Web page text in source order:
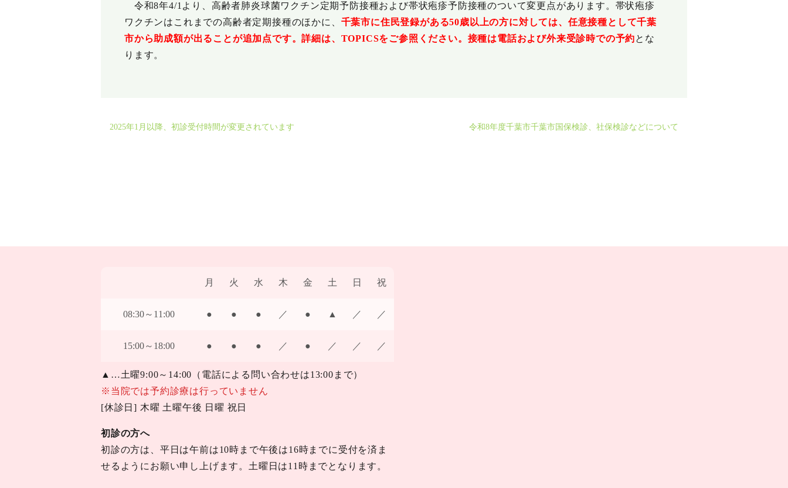
令和8年4/1より、高齢者肺炎球菌ワクチン定期予防接種および帯状疱疹予防接種のついて変更点があります。帯状疱疹
ワクチンはこれまでの高齢者定期接種のほかに、 千葉市に住民登録がある50歳以上の方に対しては、任意接種として千葉
市から助成額が出ることが追加点です。詳細は、TOPICSをご参照ください。接種は電話および外来受診時での予約とな
ります。
2025年1月以降、初診受付時間が変更されています 令和8年度千葉市千葉市国保検診、社保検診などについて
月 火 水 木 金 土 日 祝
08:30～11:00 ● ● ● ／ ● ▲ ／ ／
15:00～18:00 ● ● ● ／ ● ／ ／ ／
▲…土曜9:00～14:00（電話による問い合わせは13:00まで）
※当院では予約診療は行っていません
[休診日] 木曜 土曜午後 日曜 祝日
初診の方へ
初診の方は、平日は午前は10時まで午後は16時までに受付を済ま
せるようにお願い申し上げます。土曜日は11時までとなります。